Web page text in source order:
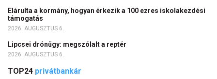
Elárulta a kormány, hogyan érkezik a 100 ezres iskolakezdési
támogatás
2026. AUGUSZTUS 6.
Lipcsei drónügy: megszólalt a reptér
2026. AUGUSZTUS 6.
TOP24 privátbankár